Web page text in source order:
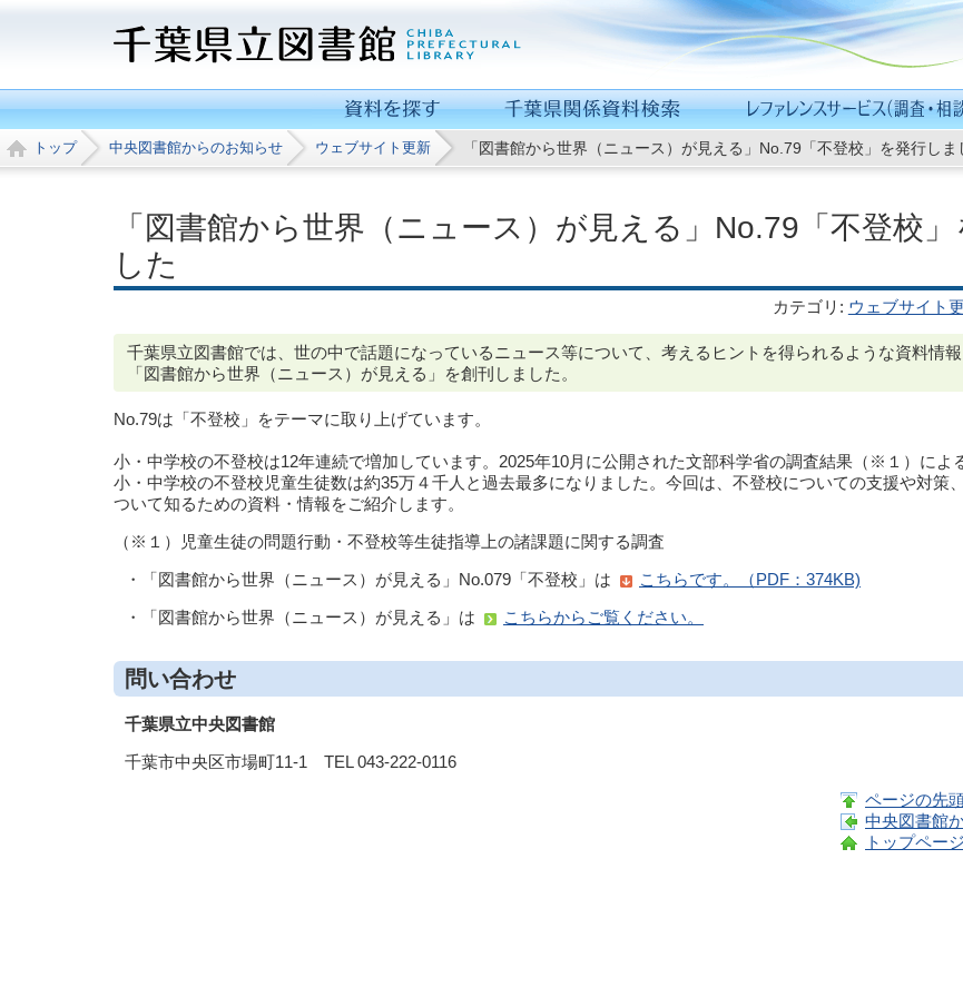
トップ 中央図書館からのお知らせ ウェブサイト更新 「図書館から世界（ニュース）が見える」No.79「不登校」を発行しま
「図書館から世界（ニュース）が見える」No.79「不登校」
した
カテゴリ : ウェブサイト
千葉県立図書館では、世の中で話題になっているニュース等について、考えるヒントを得られるような資料情
「図書館から世界（ニュース）が見える」を創刊しました。
No.79は「不登校」をテーマに取り上げています。
小・中学校の不登校は12年連続で増加しています。2025年10月に公開された文部科学省の調査結果（※１）によ
小・中学校の不登校児童生徒数は約35万４千人と過去最多になりました。今回は、不登校についての支援や対策
ついて知るための資料・情報をご紹介します。
（※１）児童生徒の問題行動・不登校等生徒指導上の諸課題に関する調査
・「図書館から世界（ニュース）が見える」No.079「不登校」は
こちらです。（PDF：374KB)
・「図書館から世界（ニュース）が見える」は
こちらからご覧ください。
問い合わせ
千葉県立中央図書館
千葉市中央区市場町11-1 TEL 043-222-0116
ページの先
中央図書館
トップペー